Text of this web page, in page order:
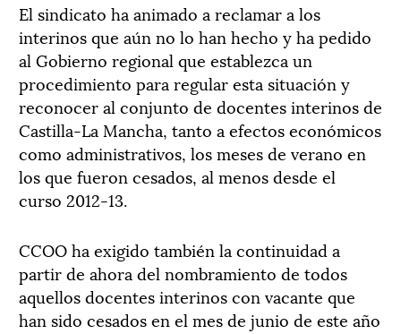
El sindicato ha animado a reclamar a los
interinos que aún no lo han hecho y ha pedido
al Gobierno regional que establezca un
procedimiento para regular esta situación y
reconocer al conjunto de docentes interinos de
Castilla-La Mancha, tanto a efectos económicos
como administrativos, los meses de verano en
los que fueron cesados, al menos desde el
curso 2012-13.
CCOO ha exigido también la continuidad a
partir de ahora del nombramiento de todos
aquellos docentes interinos con vacante que
han sido cesados en el mes de junio de este año